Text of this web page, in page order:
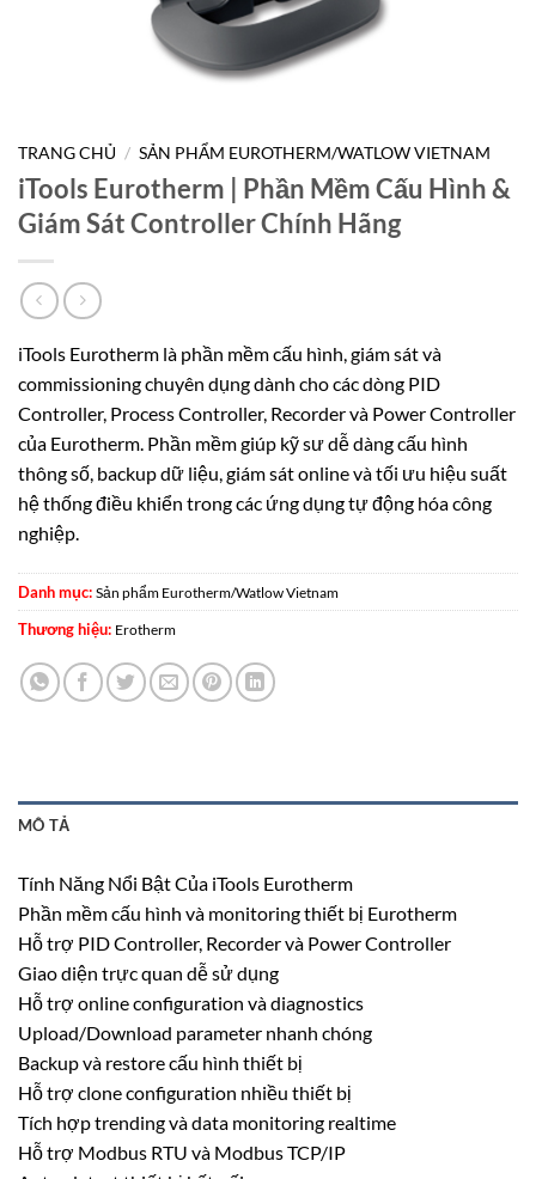
TRANG CHỦ / SẢN PHẨM EUROTHERM/WATLOW VIETNAM
iTools Eurotherm | Phần Mềm Cấu Hình &
Giám Sát Controller Chính Hãng
iTools Eurotherm là phần mềm cấu hình, giám sát và
commissioning chuyên dụng dành cho các dòng PID
Controller, Process Controller, Recorder và Power Controller
của Eurotherm. Phần mềm giúp kỹ sư dễ dàng cấu hình
thông số, backup dữ liệu, giám sát online và tối ưu hiệu suất
hệ thống điều khiển trong các ứng dụng tự động hóa công
nghiệp.
Danh mục: Sản phẩm Eurotherm/Watlow Vietnam
Thương hiệu: Erotherm
MÔ TẢ
Tính Năng Nổi Bật Của iTools Eurotherm
Phần mềm cấu hình và monitoring thiết bị Eurotherm
Hỗ trợ PID Controller, Recorder và Power Controller
Giao diện trực quan dễ sử dụng
Hỗ trợ online configuration và diagnostics
Upload/Download parameter nhanh chóng
Backup và restore cấu hình thiết bị
Hỗ trợ clone configuration nhiều thiết bị
Tích hợp trending và data monitoring realtime
Hỗ trợ Modbus RTU và Modbus TCP/IP